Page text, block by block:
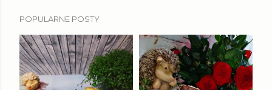
POPULARNE POSTY